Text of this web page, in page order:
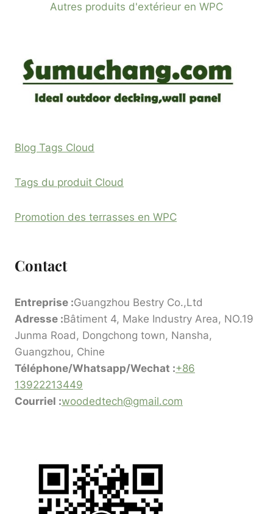
Autres produits d'extérieur en WPC
Blog Tags Cloud
Tags du produit Cloud
Promotion des terrasses en WPC
Contact
Entreprise :Guangzhou Bestry Co.,Ltd
Adresse :Bâtiment 4, Make Industry Area, NO.19
Junma Road, Dongchong town, Nansha,
Guangzhou, Chine
Téléphone/Whatsapp/Wechat :+86
13922213449
Courriel :woodedtech@gmail.com